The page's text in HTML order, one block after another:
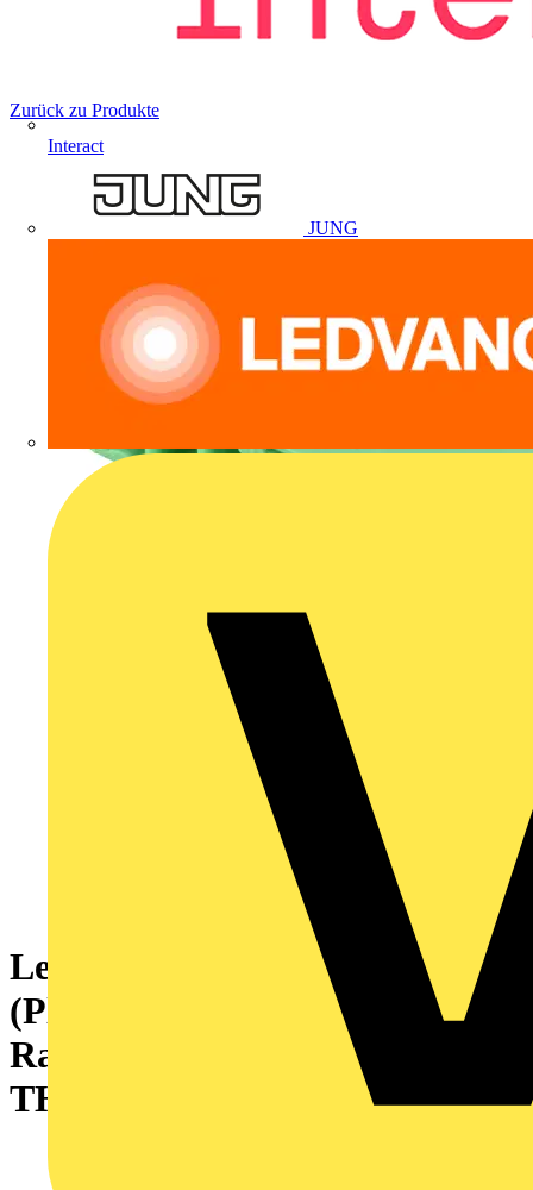
Interact
JUNG
Zurück zu Produkte
Leiterplattensteckverbinder
(Platinenanschluss), 160 V, 8 A,
Raster in mm: 3.50, Polzahl: 6,
THT-Lötanschluss, Box